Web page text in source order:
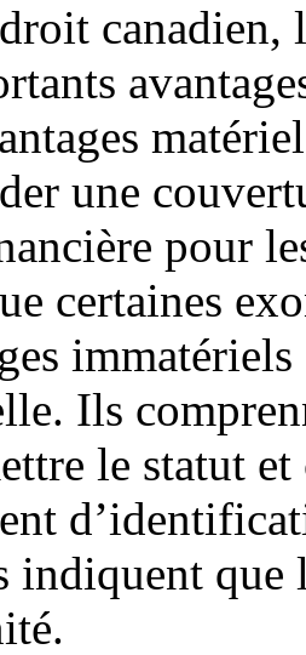
canadien,
une
pour
certaines
Ils
le statut
indiquent que